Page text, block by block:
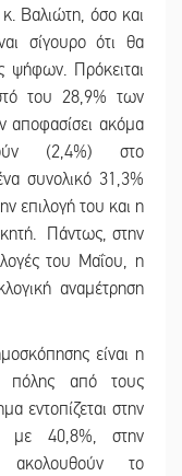
Βαλιώτη, όσο και
σίγουρο ότι θα
ψήφων. Πρόκειται
του 28,9% των
αποφασίσει ακόμα
(2,4%) στο
συνολικό 31,3%
επιλογή του και η
Πάντως, στην
του Μαΐου, η
αναμέτρηση
είναι η
πόλης από τους
εντοπίζεται στην
με 40,8%, στην
το